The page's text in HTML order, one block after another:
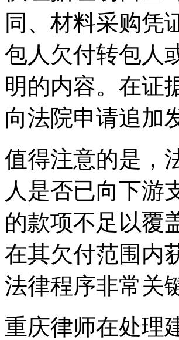
同、材料采购凭
包人欠付转包人
明的内容。在证
向法院申请追加
值得注意的是，
人是否已向下游
的款项不足以覆
在其欠付范围内
法律程序非常关
重庆律师在处理